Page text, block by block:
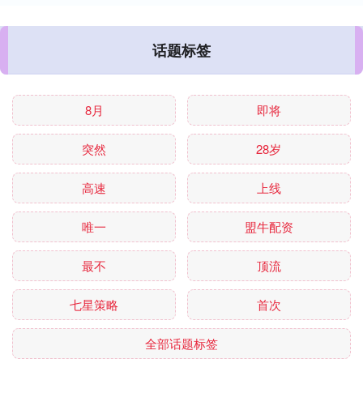
话题标签
8月 即将
突然 28岁
高速 上线
唯一 盟牛配资
最不 顶流
七星策略 首次
全部话题标签